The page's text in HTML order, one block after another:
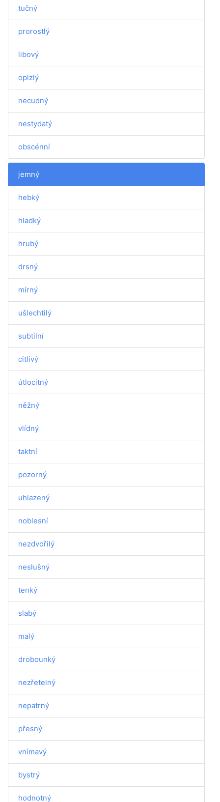
tučný
prorostlý
libový
oplzlý
necudný
nestydatý
obscénní
jemný
hebký
hladký
hrubý
drsný
mírný
ušlechtilý
subtilní
citlivý
útlocitný
něžný
vlídný
taktní
pozorný
uhlazený
noblesní
nezdvořilý
neslušný
tenký
slabý
malý
drobounký
nezřetelný
nepatrný
přesný
vnímavý
bystrý
hodnotný